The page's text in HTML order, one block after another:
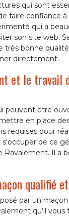
qui sont
faire confiance
qui a
son site web.
très bonne
directement.
et le travail
peuvent être
en place
requises pour
de ce
Ravalement. Il a
qualifié
par un
qu’il